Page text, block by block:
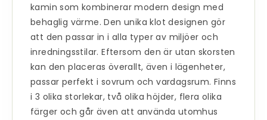
kamin som kombinerar modern design med
behaglig värme. Den unika klot designen gör
att den passar in i alla typer av miljöer och
inredningsstilar. Eftersom den är utan skorsten
kan den placeras överallt, även i lägenheter,
passar perfekt i sovrum och vardagsrum. Finns
i 3 olika storlekar, två olika höjder, flera olika
färger och går även att använda utomhus